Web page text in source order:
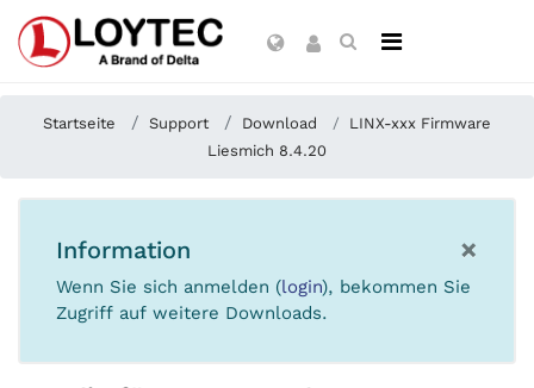
Startseite Support Download
LINX-xxx Firmware
Liesmich 8.4.20
×
Information
Wenn Sie sich anmelden (login), bekommen Sie
Zugriff auf weitere Downloads.